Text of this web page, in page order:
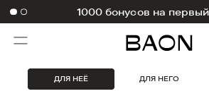
1000 бонусов на
-10% на первый заказ в
ДЛЯ НЕЁ ДЛЯ НЕГО